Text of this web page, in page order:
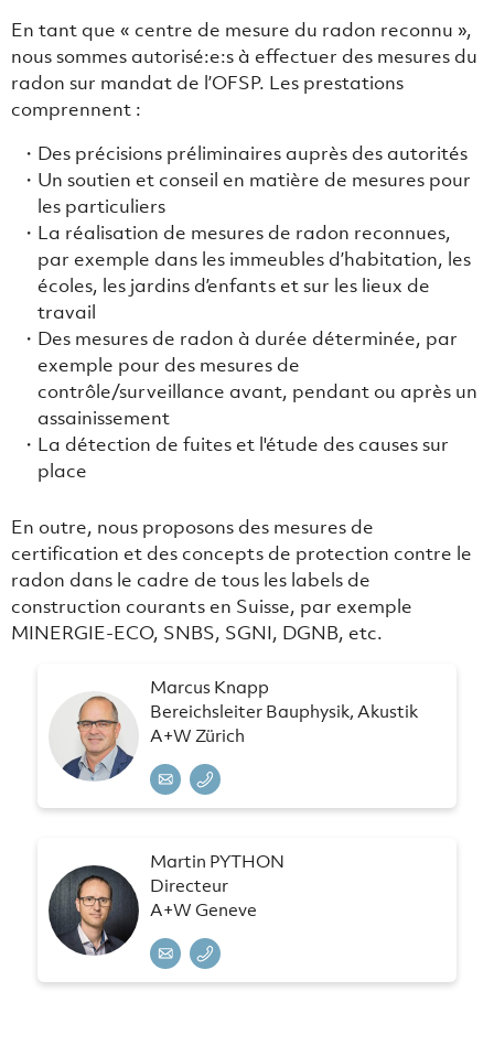
En tant que « centre de mesure du radon reconnu »,
nous sommes autorisé:e:s à effectuer des mesures du
radon sur mandat de l’OFSP. Les prestations
comprennent :
Des précisions préliminaires auprès des autorités
Un soutien et conseil en matière de mesures pour
les particuliers
La réalisation de mesures de radon reconnues,
par exemple dans les immeubles d’habitation, les
écoles, les jardins d’enfants et sur les lieux de
travail
Des mesures de radon à durée déterminée, par
exemple pour des mesures de
contrôle/surveillance avant, pendant ou après un
assainissement
La détection de fuites et l'étude des causes sur
place
En outre, nous proposons des mesures de
certification et des concepts de protection contre le
radon dans le cadre de tous les labels de
construction courants en Suisse, par exemple
MINERGIE-ECO, SNBS, SGNI, DGNB, etc.
Marcus Knapp
Bereichsleiter Bauphysik, Akustik
A+W Zürich
Martin PYTHON
Directeur
A+W Geneve